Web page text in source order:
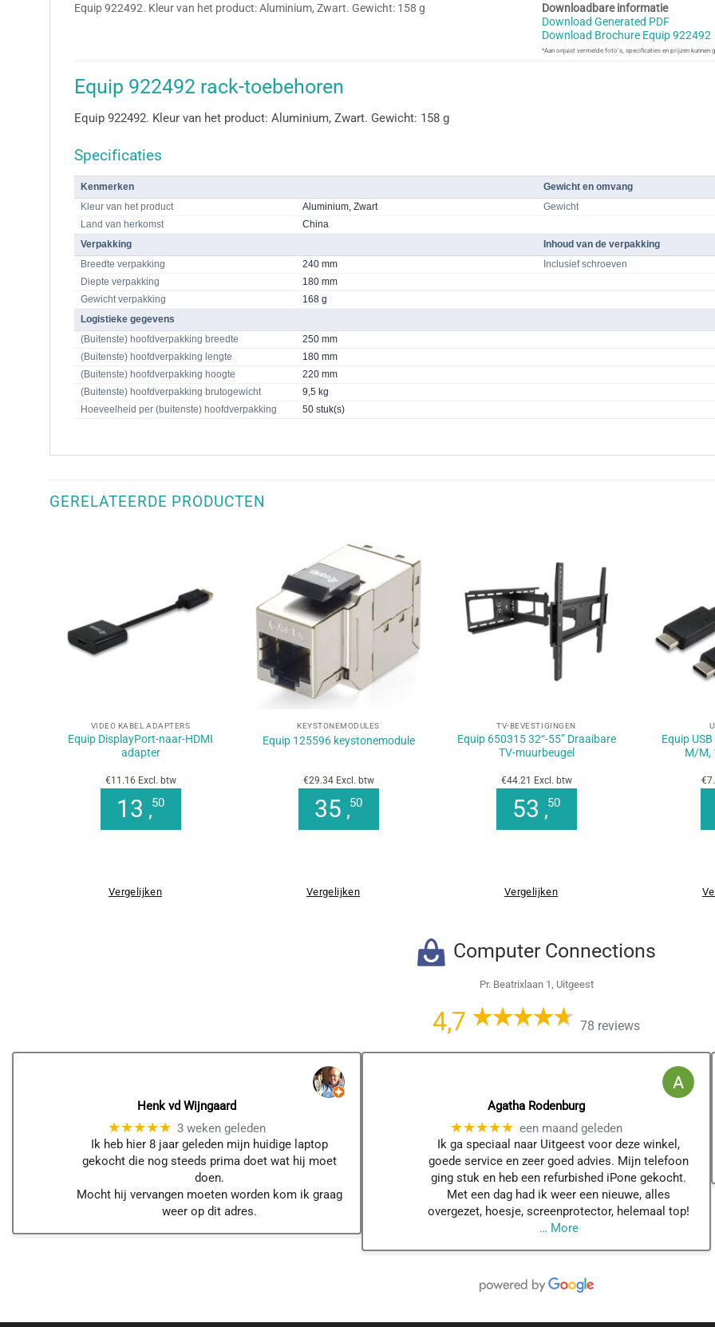
Equip 922492. Kleur van het product: Aluminium, Zwart. Gewicht: 158 g
Downloadbare informatie
Download Generated PDF
Download Brochure Equip 922492
*Aan onjuist vermelde foto’s, specificaties en prijzen kunnen
Equip 922492 rack-toebehoren
Equip 922492. Kleur van het product: Aluminium, Zwart. Gewicht: 158 g
Specificaties
Kenmerken
Gewicht en omvang
Kleur van het product
Aluminium, Zwart
Gewicht
Land van herkomst
China
Verpakking
Inhoud van de verpakking
Breedte verpakking
240 mm
Inclusief schroeven
Diepte verpakking
180 mm
Gewicht verpakking
168 g
Logistieke gegevens
(Buitenste) hoofdverpakking breedte
250 mm
(Buitenste) hoofdverpakking lengte
180 mm
(Buitenste) hoofdverpakking hoogte
220 mm
(Buitenste) hoofdverpakking brutogewicht
9,5 kg
Hoeveelheid per (buitenste) hoofdverpakking
50 stuk(s)
GERELATEERDE PRODUCTEN
VIDEO KABEL ADAPTERS
Equip DisplayPort-naar-HDMI
adapter
€11.16 Excl. btw
13 ,50
Vergelijken
KEYSTONEMODULES
Equip 125596 keystonemodule
€29.34 Excl. btw
35 ,50
Vergelijken
TV-BEVESTIGINGEN
Equip 650315 32“-55” Draaibare
TV-muurbeugel
€44.21 Excl. btw
53 ,50
Vergelijken
Equip
M/M,
Computer Connections
Pr. Beatrixlaan 1, Uitgeest
4,7 78 reviews
Henk vd Wijngaard
★★★★★ 3 weken geleden
Ik heb hier 8 jaar geleden mijn huidige laptop
gekocht die nog steeds prima doet wat hij moet
doen.
Mocht hij vervangen moeten worden kom ik graag
weer op dit adres.
Agatha Rodenburg
★★★★★ een maand geleden
Ik ga speciaal naar Uitgeest voor deze winkel,
goede service en zeer goed advies. Mijn telefoon
ging stuk en heb een refurbished iPone gekocht.
Met een dag had ik weer een nieuwe, alles
overgezet, hoesje, screenprotector, helemaal top!
… More